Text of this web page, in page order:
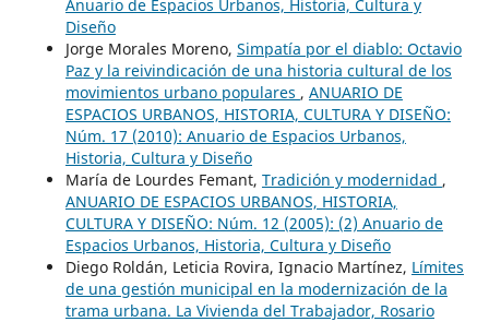
Anuario de Espacios Urbanos, Historia, Cultura y
Diseño
Jorge Morales Moreno, Simpatía por el diablo: Octavio
Paz y la reivindicación de una historia cultural de los
movimientos urbano populares , ANUARIO DE
ESPACIOS URBANOS, HISTORIA, CULTURA Y DISEÑO:
Núm. 17 (2010): Anuario de Espacios Urbanos,
Historia, Cultura y Diseño
María de Lourdes Femant, Tradición y modernidad ,
ANUARIO DE ESPACIOS URBANOS, HISTORIA,
CULTURA Y DISEÑO: Núm. 12 (2005): (2) Anuario de
Espacios Urbanos, Historia, Cultura y Diseño
Diego Roldán, Leticia Rovira, Ignacio Martínez, Límites
de una gestión municipal en la modernización de la
trama urbana. La Vivienda del Trabajador, Rosario